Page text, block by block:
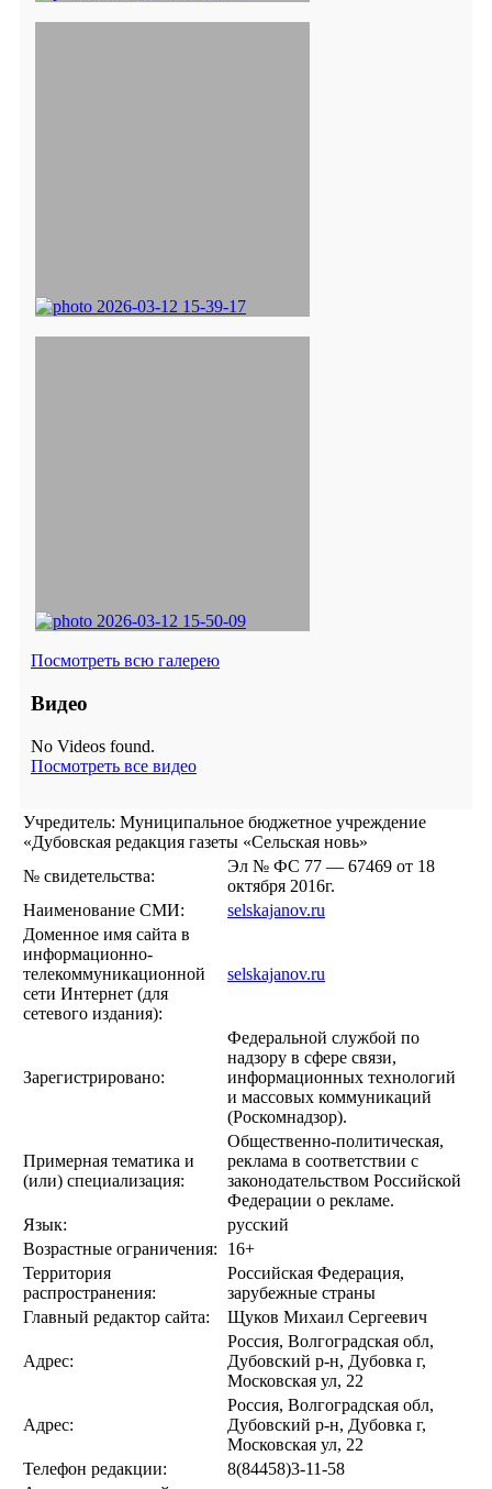
Посмотреть всю галерею
Видео
No Videos found.
Посмотреть все видео
Учредитель: Муниципальное бюджетное учреждение
«Дубовская редакция газеты «Сельская новь»
№ свидетельства:
Эл № ФС 77 — 67469 от 18
октября 2016г.
Наименование СМИ:
selskajanov.ru
Доменное имя сайта в
информационно-
телекоммуникационной
сети Интернет (для
сетевого издания):
selskajanov.ru
Зарегистрировано:
Федеральной службой по
надзору в сфере связи,
информационных технологий
и массовых коммуникаций
(Роскомнадзор).
Примерная тематика и
(или) специализация:
Общественно-политическая,
реклама в соответствии с
законодательством Российской
Федерации о рекламе.
Язык:
русский
Возрастные ограничения:
16+
Территория
распространения:
Российская Федерация,
зарубежные страны
Главный редактор сайта:
Щуков Михаил Сергеевич
Адрес:
Россия, Волгоградская обл,
Дубовский р-н, Дубовка г,
Московская ул, 22
Адрес:
Россия, Волгоградская обл,
Дубовский р-н, Дубовка г,
Московская ул, 22
Телефон редакции:
8(84458)3-11-58